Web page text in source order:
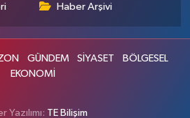
Haber Arşivi
GÜNDEM SİYASET
BÖLGESEL
EKONOMİ
Yazılımı: TE Bilişim